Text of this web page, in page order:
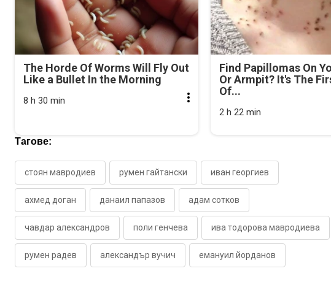
The Horde Of Worms Will Fly Out
Like a Bullet In the Morning
8 h 30 min
Find Papillomas On
Or Armpit? It's The
Of...
2 h 22 min
Тагове:
стоян мавродиев румен гайтански иван георгиев
ахмед доган данаил папазов адам сотков
чавдар александров поли генчева ива тодорова мавродиева
румен радев александър вучич емануил йорданов